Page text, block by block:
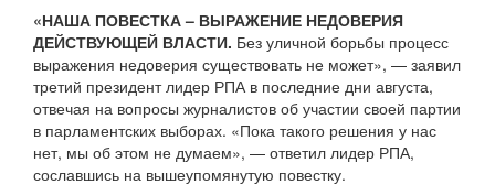
«НАША ПОВЕСТКА – ВЫРАЖЕНИЕ НЕДОВЕРИЯ
ДЕЙСТВУЮЩЕЙ ВЛАСТИ. Без уличной борьбы процесс
выражения недоверия существовать не может», — заявил
третий президент лидер РПА в последние дни августа,
отвечая на вопросы журналистов об участии своей партии
в парламентских выборах. «Пока такого решения у нас
нет, мы об этом не думаем», — ответил лидер РПА,
сославшись на вышеупомянутую повестку.